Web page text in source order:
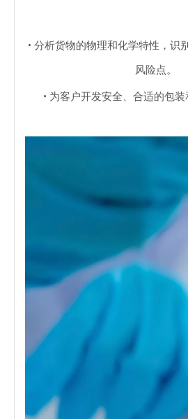
• 分析货物的物理和化学特性，识
风险点。
• 为客户开发安全、合适的包装